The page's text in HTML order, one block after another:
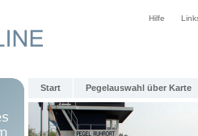
Hilfe
Start Pegelauswahl über Karte